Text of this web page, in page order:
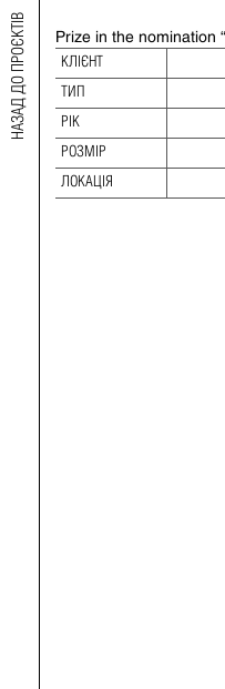
НАЗАД ДО ПРОЄКТІВ 2020 DESIGN
ТИП:
РІК:
РОЗМІР:
ЛОКАЦІЯ:
Prize in the nomination
КЛІЄНТ
ТИП
РІК
РОЗМІР
ЛОКАЦІЯ